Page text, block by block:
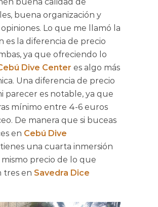
buena organización y
Lo que me llamó la
es la diferencia de precio
ya que ofreciendo lo
Dive Center es algo más
Una diferencia de precio
parecer es notable, ya que
mínimo entre 4-6 euros
De manera que si buceas
en Cebú Dive
tienes una cuarta inmersión
mismo precio de lo que
tres en Savedra Dice